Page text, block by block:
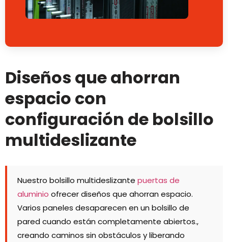
Diseños que ahorran
espacio con
configuración de bolsillo
multideslizante
Nuestro bolsillo multideslizante puertas de
aluminio ofrecer diseños que ahorran espacio.
Varios paneles desaparecen en un bolsillo de
pared cuando están completamente abiertos.,
creando caminos sin obstáculos y liberando